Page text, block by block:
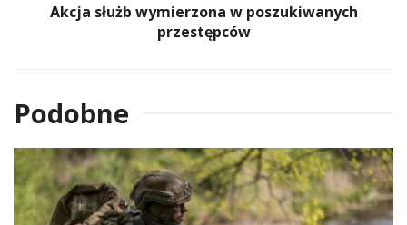
Akcja służb wymierzona w poszukiwanych
przestępców
Podobne